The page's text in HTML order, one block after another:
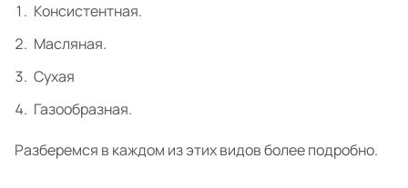
Консистентная.
Масляная.
Сухая
Газообразная.
Разберемся в каждом из этих видов более подробно.